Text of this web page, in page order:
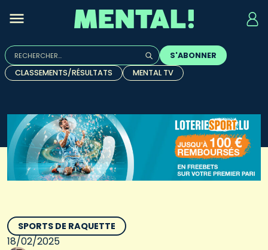
Rechercher :
Quand les résultats de l'auto-complétion sont
S'ABONNER
CLASSEMENTS/RÉSULTATS
MENTAL TV
SPORTS DE RAQUETTE
18/02/2025